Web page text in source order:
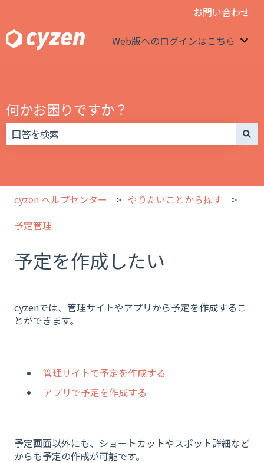
お問い合わせ
Web版へのログインはこちら
何かお困りですか？
cyzen ヘルプセンター
やりたいことから探す
予定管理
予定を作成したい
cyzenでは、管理サイトやアプリから予定を作成するこ
とができます。
管理サイトで予定を作成する
アプリで予定を作成する
予定画面以外にも、ショートカットやスポット詳細など
からも予定の作成が可能です。